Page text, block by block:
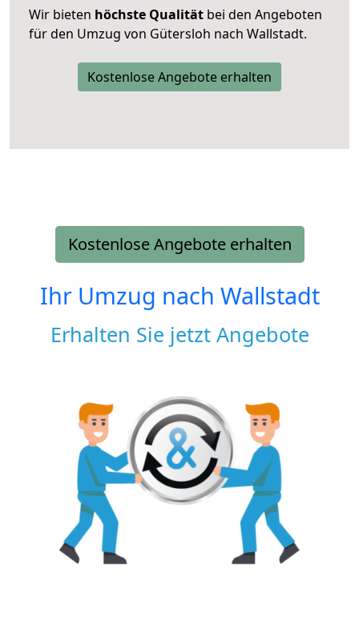
Wir bieten höchste Qualität bei den Angeboten
für den Umzug von Gütersloh nach Wallstadt.
Kostenlose Angebote erhalten
Kostenlose Angebote erhalten
Ihr Umzug nach Wallstadt
Erhalten Sie jetzt Angebote